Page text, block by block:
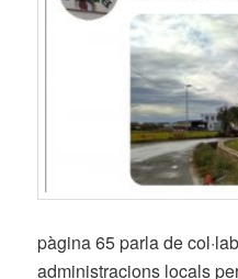
pàgina 65 parla de
administracions locals